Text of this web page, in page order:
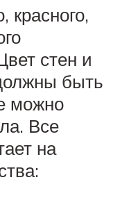
красного,
стен и
быть
можно
Все
на